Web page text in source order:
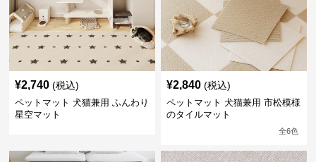
¥2,740 (税込)
ペットマット 犬猫兼用 ふんわり
星空マット
¥2,840 (税込)
ペットマット 犬猫兼用 市松模様
のタイルマット
全6色